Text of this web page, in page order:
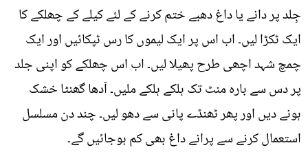
جِلد پر دانے یا داغ دھبے ختم کرنے کے لئے کیلے کے چھلکے کا
ایک ٹکڑا لیں۔ اب اس پر ایک لیموں کا رس ٹپکائیں اور ایک
چمچ شہد اچھی طرح پھیلا لیں۔ اب اس چھلکے کو اپنی جلد
پر دس سے بارہ منٹ تک ہلکے ہلکے ملیں۔ آدھا گھنٹا خشک
ہونے دیں اور پھر ٹھنڈے پانی سے دھو لیں۔ چند دن مسلسل
استعمال کرنے سے پرانے داغ بھی کم ہوجائیں گے۔